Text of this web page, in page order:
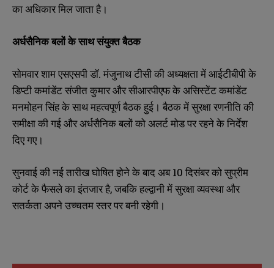
r
r
का अधिकार मिल जाता है।
अर्धसैनिक बलों के साथ संयुक्त बैठक
सोमवार शाम एसएसपी डॉ. मंजुनाथ टीसी की अध्यक्षता में आईटीबीपी के
डिप्टी कमांडेंट संजीत कुमार और सीआरपीएफ के असिस्टेंट कमांडेंट
मनमोहन सिंह के साथ महत्वपूर्ण बैठक हुई। बैठक में सुरक्षा रणनीति की
समीक्षा की गई और अर्धसैनिक बलों को अलर्ट मोड पर रहने के निर्देश
दिए गए।
सुनवाई की नई तारीख घोषित होने के बाद अब 10 दिसंबर को सुप्रीम
कोर्ट के फैसले का इंतजार है, जबकि हल्द्वानी में सुरक्षा व्यवस्था और
सतर्कता अपने उच्चतम स्तर पर बनी रहेगी।